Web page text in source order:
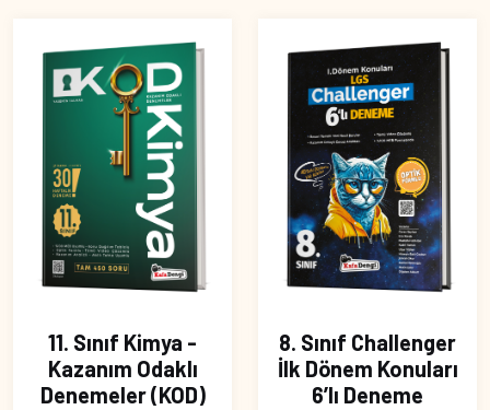
11. Sınıf Kimya -
Kazanım Odaklı
Denemeler (KOD)
8. Sınıf Challenger
İlk Dönem Konuları
6’lı Deneme